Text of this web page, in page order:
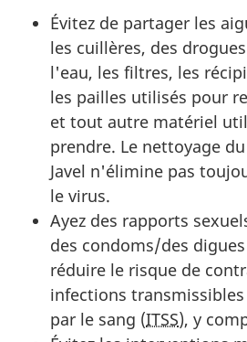
Évitez de partager les
les cuillères, des
l'eau, les filtres, les
les pailles utilisés pour
et tout autre matériel
prendre. Le nettoyage
Javel n'élimine pas
le virus.
Ayez des rapports
des condoms/des
réduire le risque de
infections
par le sang (ITSS), y